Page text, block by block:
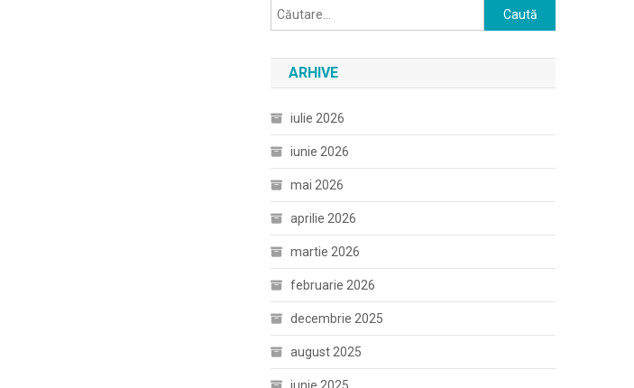
Caută
după:
ARHIVE
iulie 2026
iunie 2026
mai 2026
aprilie 2026
martie 2026
februarie 2026
decembrie 2025
august 2025